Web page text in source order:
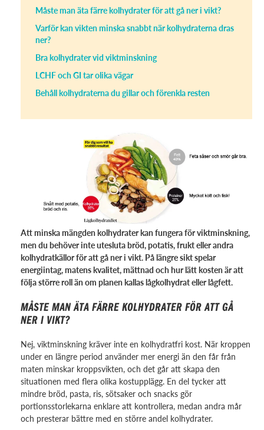
Måste man äta färre kolhydrater för att gå ner i vikt?
Varför kan vikten minska snabbt när kolhydraterna dras
ner?
Bra kolhydrater vid viktminskning
LCHF och GI tar olika vägar
Behåll kolhydraterna du gillar och förenkla resten
Att minska mängden kolhydrater kan fungera för viktminskning,
men du behöver inte utesluta bröd, potatis, frukt eller andra
kolhydratkällor för att gå ner i vikt. På längre sikt spelar
energiintag, matens kvalitet, mättnad och hur lätt kosten är att
följa större roll än om planen kallas lågkolhydrat eller lågfett.
MÅSTE MAN ÄTA FÄRRE KOLHYDRATER FÖR ATT GÅ
NER I VIKT?
Nej, viktminskning kräver inte en kolhydratfri kost. När kroppen
under en längre period använder mer energi än den får från
maten minskar kroppsvikten, och det går att skapa den
situationen med flera olika kostupplägg. En del tycker att
mindre bröd, pasta, ris, sötsaker och snacks gör
portionsstorlekarna enklare att kontrollera, medan andra mår
och presterar bättre med en större andel kolhydrater.